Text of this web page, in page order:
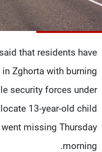
that residents have
Zghorta with burning
security forces under
13-year-old child
missing Thursday
morning.
شاهد البرامج
الترددات
عن MTV
لاعلاناتكم